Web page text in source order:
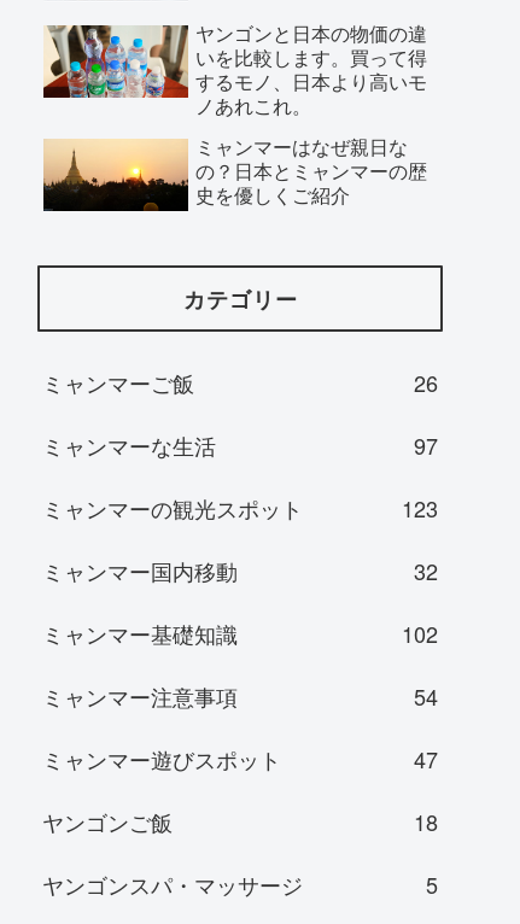
ヤンゴンと日本の物価の違
いを比較します。買って得
するモノ、日本より高いモ
ノあれこれ。
ミャンマーはなぜ親日な
の？日本とミャンマーの歴
史を優しくご紹介
カテゴリー
ミャンマーご飯
26
ミャンマーな生活
97
ミャンマーの観光スポット
123
ミャンマー国内移動
32
ミャンマー基礎知識
102
ミャンマー注意事項
54
ミャンマー遊びスポット
47
ヤンゴンご飯
18
ヤンゴンスパ・マッサージ
5